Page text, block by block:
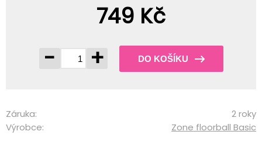
749 Kč
-
+ DO KOŠÍKU
Záruka:
2 roky
Výrobce:
Zone floorball Basic